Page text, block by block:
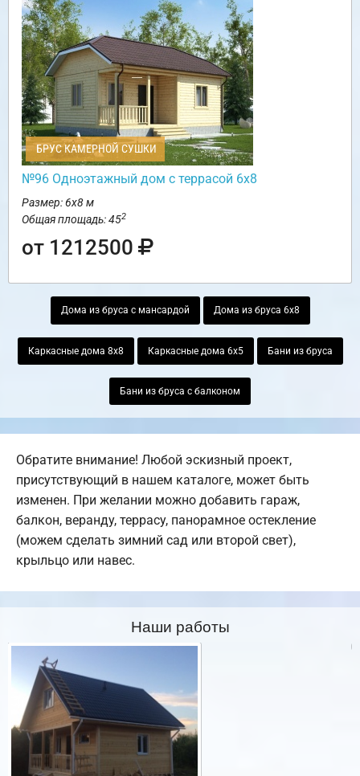
БРУС КАМЕРНОЙ СУШКИ
№96 Одноэтажный дом с террасой 6х8
Размер: 6х8 м
Общая площадь: 452
от 1212500
Дома из бруса с мансардой Дома из бруса 6х8
Каркасные дома 8х8 Каркасные дома 6х5 Бани из бруса
Бани из бруса с балконом
Обратите внимание! Любой эскизный проект,
присутствующий в нашем каталоге, может быть
изменен. При желании можно добавить гараж,
балкон, веранду, террасу, панорамное остекление
(можем сделать зимний сад или второй свет),
крыльцо или навес.
Наши работы